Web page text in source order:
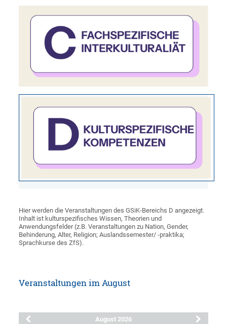
Hier werden die Veranstaltungen des GSiK-Bereichs D angezeigt.
Inhalt ist kulturspezifisches Wissen, Theorien und
Anwendungsfelder (z.B. Veranstaltungen zu Nation, Gender,
Behinderung, Alter, Religion; Auslandssemester/ -praktika;
Sprachkurse des ZfS).
Veranstaltungen im August
August 2026